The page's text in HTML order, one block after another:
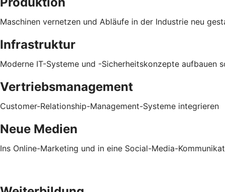
Maschinen vernetzen und Abläufe in der Industrie neu
Infrastruktur
Moderne IT-Systeme und -Sicherheitskonzepte
Vertriebsmanagement
Customer-Relationship-Management-Systeme integrieren
Neue Medien
Ins Online-Marketing und in eine Social-Media-